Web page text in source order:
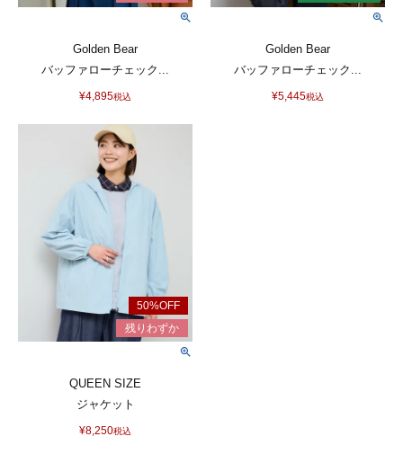
Golden Bear
バッファローチェック...
¥4,895税込
Golden Bear
バッファローチェック...
¥5,445税込
QUEEN SIZE
ジャケット
¥8,250税込